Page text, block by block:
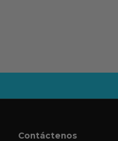
Contáctenos